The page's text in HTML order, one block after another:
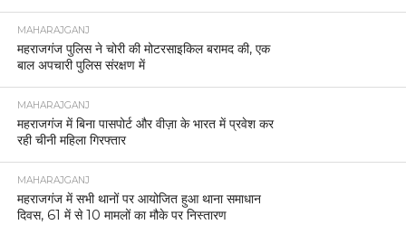
MAHARAJGANJ
महराजगंज पुलिस ने चोरी की मोटरसाइकिल बरामद की, एक
बाल अपचारी पुलिस संरक्षण में
MAHARAJGANJ
महराजगंज में बिना पासपोर्ट और वीज़ा के भारत में प्रवेश कर
रही चीनी महिला गिरफ्तार
MAHARAJGANJ
महराजगंज में सभी थानों पर आयोजित हुआ थाना समाधान
दिवस, 61 में से 10 मामलों का मौके पर निस्तारण